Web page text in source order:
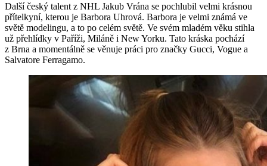
Další český talent z NHL Jakub Vrána se pochlubil velmi krásnou
přítelkyní, kterou je Barbora Uhrová. Barbora je velmi známá ve
světě modelingu, a to po celém světě. Ve svém mladém věku stihla
už přehlídky v Paříži, Miláně i New Yorku. Tato kráska pochází
z Brna a momentálně se věnuje práci pro značky Gucci, Vogue a
Salvatore Ferragamo.